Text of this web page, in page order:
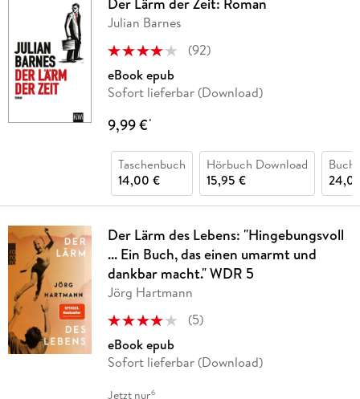
Julian Barnes
(92)
eBook epub
Sofort lieferbar (Download)
9,99 €*
Taschenbuch
14,00 €
Hörbuch Download
15,95 €
Buch
Der Lärm des Lebens: "Hingebungsvoll
... Ein Buch, das einen umarmt und
dankbar macht." WDR 5
Jörg Hartmann
(5)
eBook epub
Sofort lieferbar (Download)
Jetzt nur6